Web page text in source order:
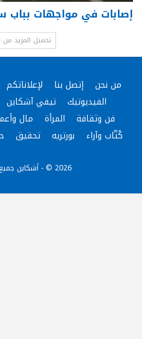
إصابات في مواجهات بباب
تحميل المزيد من
من نحن إتصل بنا لإعلاناتكم
الفيديوتيك
تيفي آشكاين
فن وثقافة
المرأة مال
كُتّاب وآراء
بورتريه تحقيق
2026 © - أشكاين جميع الحقوق محفوظة